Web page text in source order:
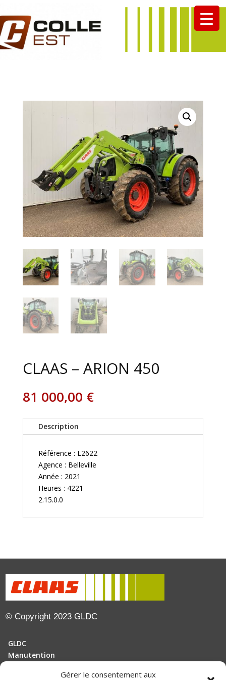
Gérer le consentement aux
CLAAS – ARION 450
81 000,00 €
Description
Référence : L2622
Agence : Belleville
Année : 2021
Heures : 4221
2.15.0.0
© Copyright 2023 GLDC
GLDC
Manutention